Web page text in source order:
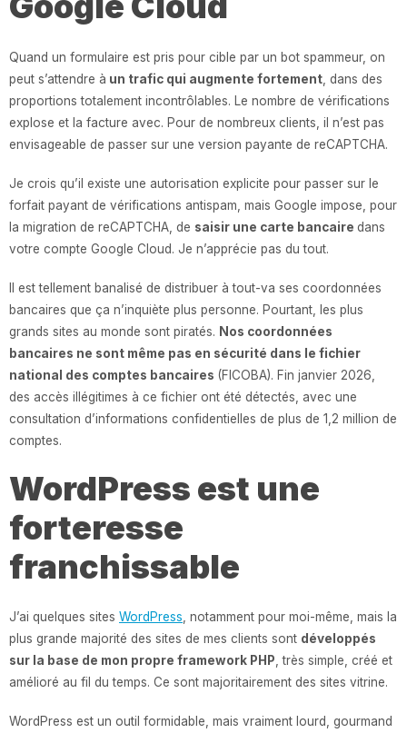
Quand un formulaire est pris pour cible par un bot spammeur, on
peut s’attendre à un trafic qui augmente fortement , dans des
proportions totalement incontrôlables. Le nombre de vérifications
explose et la facture avec. Pour de nombreux clients, il n’est pas
envisageable de passer sur une version payante de reCAPTCHA.
Je crois qu’il existe une autorisation explicite pour passer sur le
forfait payant de vérifications antispam, mais Google impose, pour
la migration de reCAPTCHA, de saisir une carte bancaire dans
votre compte Google Cloud. Je n’apprécie pas du tout.
Il est tellement banalisé de distribuer à tout-va ses coordonnées
bancaires que ça n’inquiète plus personne. Pourtant, les plus
grands sites au monde sont piratés. Nos coordonnées
bancaires ne sont même pas en sécurité dans le fichier
national des comptes bancaires (FICOBA). Fin janvier 2026,
des accès illégitimes à ce fichier ont été détectés, avec une
consultation d’informations confidentielles de plus de 1,2 million de
comptes.
WordPress est une
forteresse
franchissable
J’ai quelques sites WordPress , notamment pour moi-même, mais la
plus grande majorité des sites de mes clients sont développés
sur la base de mon propre framework PHP , très simple, créé et
amélioré au fil du temps. Ce sont majoritairement des sites vitrine.
WordPress est un outil formidable, mais vraiment lourd, gourmand